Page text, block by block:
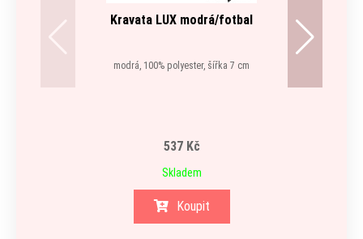
Kravata LUX modrá/fotbal
modrá, 100% polyester, šířka 7 cm
537 Kč
Skladem
Koupit